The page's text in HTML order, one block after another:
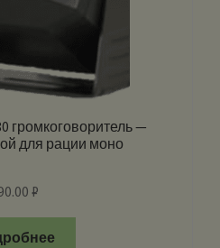
громкоговоритель —
для рации моно
₽